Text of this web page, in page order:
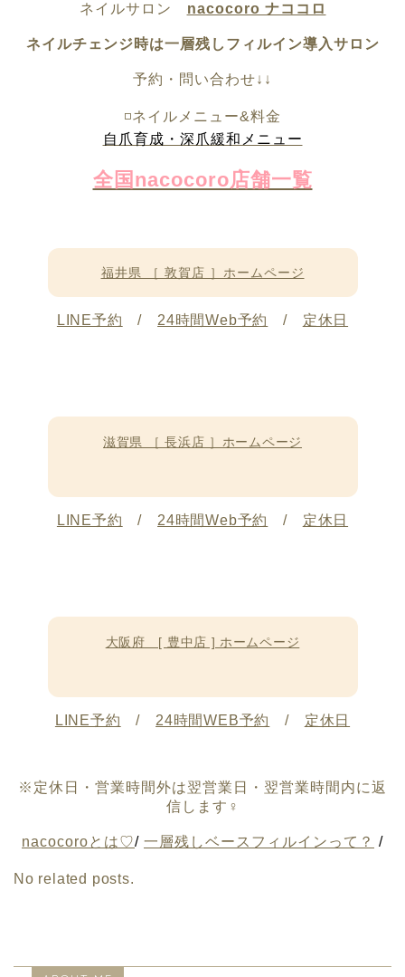
ネイルサロン nacocoro ナココロ
ネイルチェンジ時は一層残しフィルイン導入サロン
予約・問い合わせ↓↓
◽️ネイルメニュー&料金
自爪育成・深爪緩和メニュー
全国nacocoro店舗一覧
福井県 ［ 敦賀店 ］ホームページ
LINE予約 / 24時間Web予約 / 定休日
滋賀県 ［ 長浜店 ］ホームページ
LINE予約 / 24時間Web予約 / 定休日
大阪府 [ 豊中店 ] ホームページ
LINE予約 / 24時間WEB予約 / 定休日
※定休日・営業時間外は翌営業日・翌営業時間内に返
信します‍♀️
nacocoroとは♡/ 一層残しベースフィルインって？ /
No related posts.